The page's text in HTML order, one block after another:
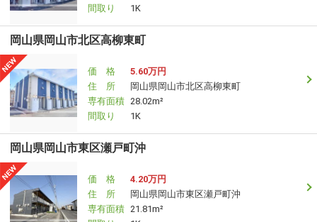
間取り
1K
岡山県岡山市北区高柳東町
価 格
5.60万円
住 所
岡山県岡山市北区高柳東町
専有面積 28.02m²
間取り
1K
岡山県岡山市東区瀬戸町沖
価 格
4.20万円
住 所
岡山県岡山市東区瀬戸町沖
専有面積 21.81m²